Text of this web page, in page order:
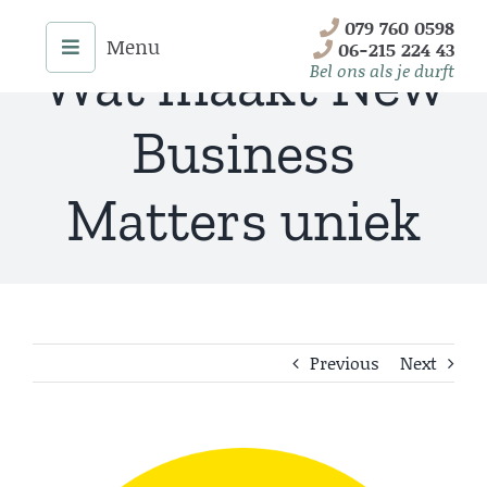
content
079 760 0598
06-215 224 43
Bel ons als je durft
Wat maakt New
Business
Matters uniek
Previous Next
Onze Diensten